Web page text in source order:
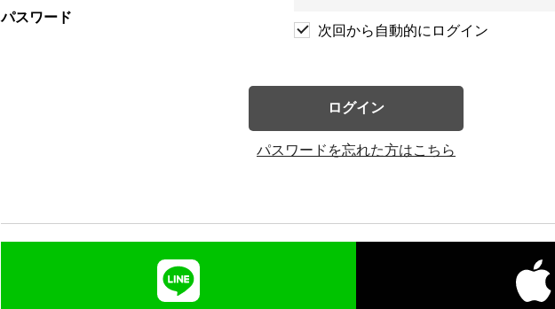
パスワード
次回から自動的にログイン
ログイン
パスワードを忘れた方はこちら